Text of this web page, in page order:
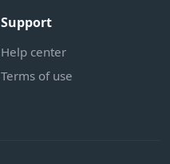
Support
Help center
Terms of use